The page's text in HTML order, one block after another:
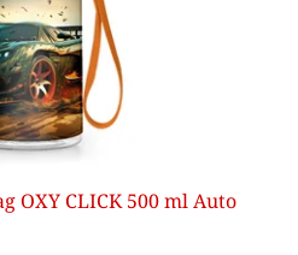
OXY CLICK 500 ml Auto